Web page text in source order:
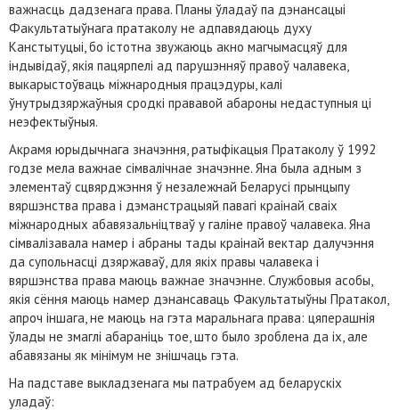
важнасць дадзенага права. Планы ўладаў па дэнансацыі
Факультатыўнага пратаколу не адпавядаюць духу
Канстытуцыі, бо істотна звужаюць акно магчымасцяў для
індывідаў, якія пацярпелі ад парушэнняў правоў чалавека,
выкарыстоўваць міжнародныя працэдуры, калі
ўнутрыдзяржаўныя сродкі прававой абароны недаступныя ці
неэфектыўныя.
Акрамя юрыдычнага значэння, ратыфікацыя Пратаколу ў 1992
годзе мела важнае сімвалічнае значэнне. Яна была адным з
элементаў сцвярджэння ў незалежнай Беларусі прынцыпу
вяршэнства права і дэманстрацыяй павагі краінай сваіх
міжнародных абавязальніцтваў у галіне правоў чалавека. Яна
сімвалізавала намер і абраны тады краінай вектар далучэння
да супольнасці дзяржаваў, для якіх правы чалавека і
вяршэнства права маюць важнае значэнне. Службовыя асобы,
якія сёння маюць намер дэнансаваць Факультатыўны Пратакол,
апроч іншага, не маюць на гэта маральнага права: цяперашнія
ўлады не змаглі абараніць тое, што было зроблена да іх, але
абавязаны як мінімум не знішчаць гэта.
На падставе выкладзенага мы патрабуем ад беларускіх
уладаў: